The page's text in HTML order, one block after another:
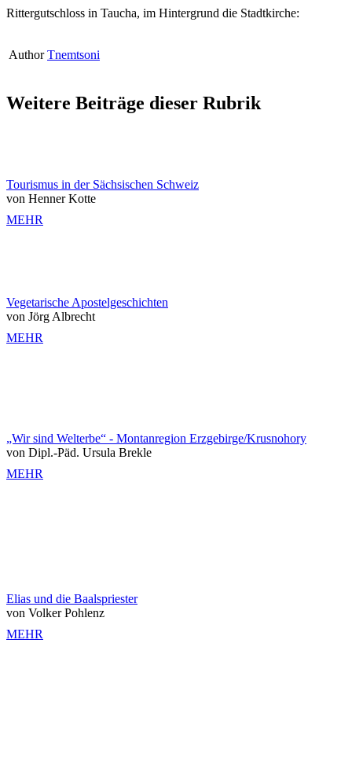
Rittergutschloss in Taucha, im Hintergrund die Stadtkirche:
Author Tnemtsoni
Weitere Beiträge dieser Rubrik
Tourismus in der Sächsischen Schweiz
von Henner Kotte
MEHR
Vegetarische Apostelgeschichten
von Jörg Albrecht
MEHR
„Wir sind Welterbe“ - Montanregion Erzgebirge/Krusnohory
von Dipl.-Päd. Ursula Brekle
MEHR
Elias und die Baalspriester
von Volker Pohlenz
MEHR